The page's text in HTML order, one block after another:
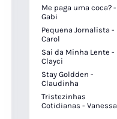
Me paga uma coca? -
Gabi
Pequena Jornalista -
Carol
Sai da Minha Lente -
Clayci
Stay Goldden -
Claudinha
Tristezinhas
Cotidianas - Vanessa